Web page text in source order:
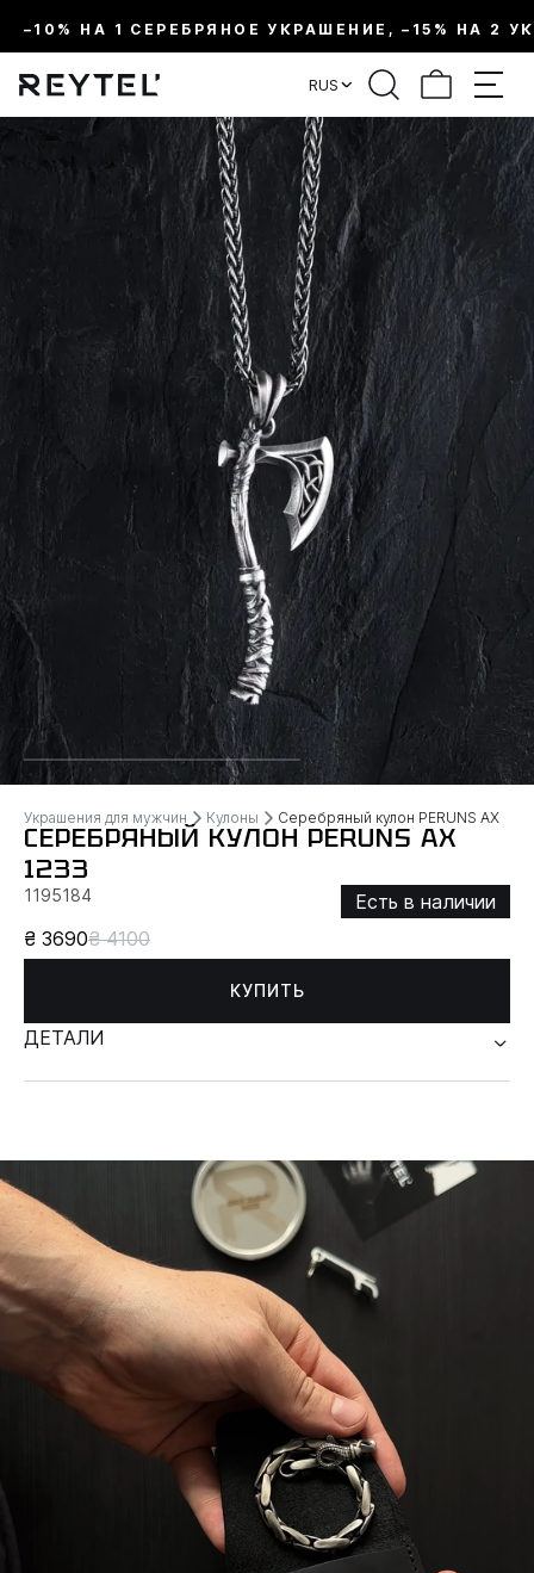
–10% НА 1 СЕРЕБРЯНОЕ УКРАШЕНИЕ, –15% НА 2
RUS
Украшения для мужчин Кулоны Серебряный кулон PERUNS AX
СЕРЕБРЯНЫЙ КУЛОН PERUNS AX
1233
1195184
Есть в наличии
₴ 3690₴ 4100
КУПИТЬ
ДЕТАЛИ